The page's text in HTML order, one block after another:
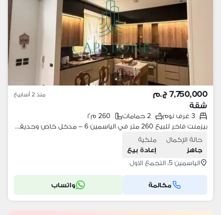
7,750,000 ج.م منذ 2 أسابيع
شقة
3 غرف نوم 2 حمامات
260 م٢
بيزمنت فاخر للبيع 260 متر في الياسمين 6 – مدخل خاص وحديقة 120 متر
حالة الإكمال
جاهز
ملكية
إعادة بيع
الياسمين 5، التجمع الاول
مكالمة واتساب